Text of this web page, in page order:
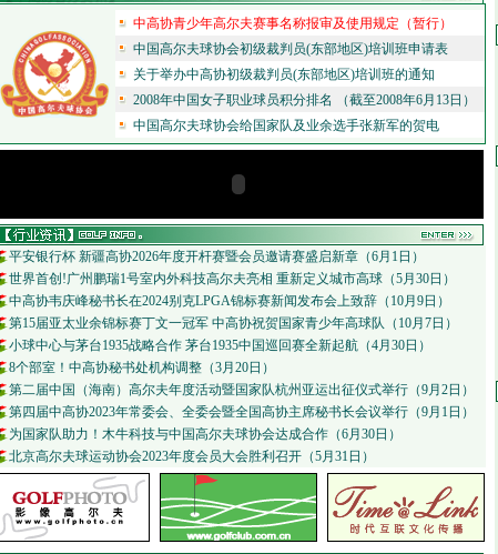
中高协青少年高尔夫赛事名称报审及使用规定（暂行）
中国高尔夫球协会初级裁判员(东部地区)培训班申请表
关于举办中高协初级裁判员(东部地区)培训班的通知
2008年中国女子职业球员积分排名 （截至2008年6月13日）
中国高尔夫球协会给国家队及业余选手张新军的贺电
平安银行杯 新疆高协2026年度开杆赛暨会员邀请赛盛启新章（6月1日）
世界首创!广州鹏瑞1号室内外科技高尔夫亮相 重新定义城市高球（5月30日）
中高协韦庆峰秘书长在2024别克LPGA锦标赛新闻发布会上致辞（10月9日）
第15届亚太业余锦标赛丁文一冠军 中高协祝贺国家青少年高球队（10月7日）
小球中心与茅台1935战略合作 茅台1935中国巡回赛全新起航（4月30日）
8个部室！中高协秘书处机构调整（3月20日）
第二届中国（海南）高尔夫年度活动暨国家队杭州亚运出征仪式举行（9月2日）
第四届中高协2023年常委会、全委会暨全国高协主席秘书长会议举行（9月1日）
为国家队助力！木牛科技与中国高尔夫球协会达成合作（6月30日）
北京高尔夫球运动协会2023年度会员大会胜利召开（5月31日）